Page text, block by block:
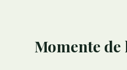
Momente